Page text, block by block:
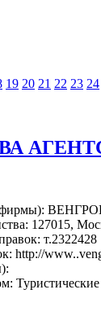
19 20 21 22 23 24
127015,
т.2322428
http://